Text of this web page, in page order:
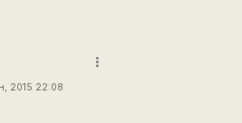
2015 22:08
more_vert